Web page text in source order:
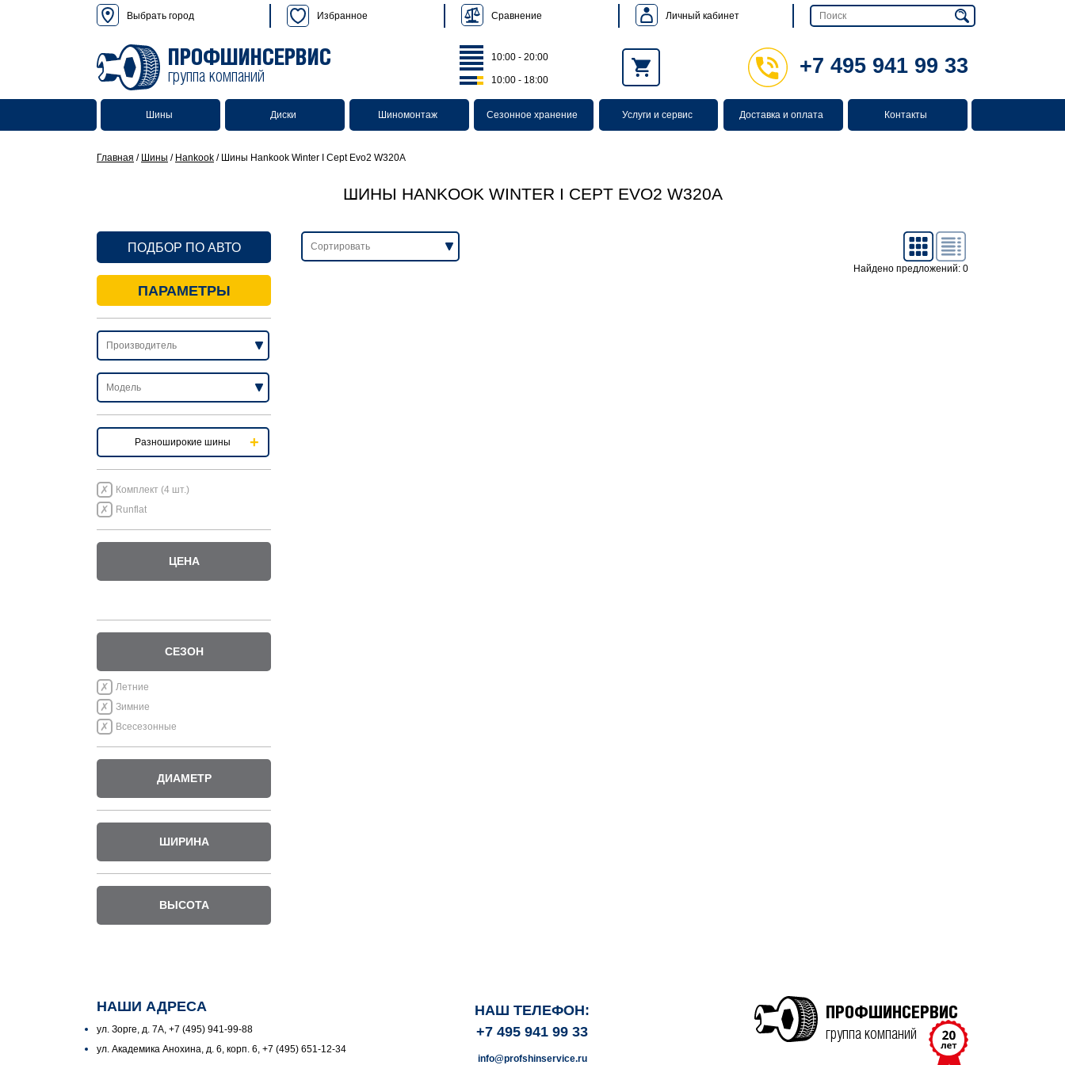
Выбрать город Избранное Сравнение Личный кабинет
ПРОФШИНСЕРВИС
группа компаний
10:00 - 20:00
10:00 - 18:00
+7 495 941 99 33
Шины Диски Шиномонтаж Сезонное хранение Услуги и сервис Доставка и оплата Контакты
Главная / Шины / Hankook / Шины Hankook Winter I Cept Evo2 W320A
ШИНЫ HANKOOK WINTER I CEPT EVO2 W320A
ПОДБОР ПО АВТО
ПАРАМЕТРЫ
Разноширокие шины
Комплект (4 шт.)
Runflat
ЦЕНА
СЕЗОН
Летние
Зимние
Всесезонные
ДИАМЕТР
ШИРИНА
ВЫСОТА
Найдено предложений: 0
НАШИ АДРЕСА
ул. Зорге, д. 7А, +7 (495) 941-99-88
ул. Академика Анохина, д. 6, корп. 6, +7 (495) 651-12-34
НАШ ТЕЛЕФОН:
+7 495 941 99 33
info@profshinservice.ru
ПРОФШИНСЕРВИС
группа компаний